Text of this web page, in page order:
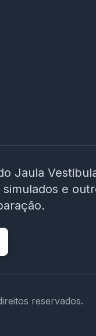
Jaula
e
reservados.